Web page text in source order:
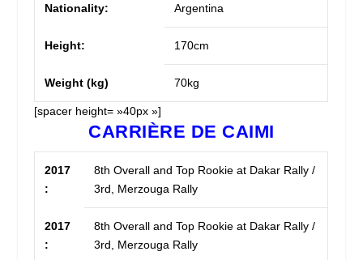
Nationality: Argentina
Height: 170cm
Weight (kg) 70kg
[spacer height= »40px »]
CARRIÈRE DE CAIMI
2017
:
8th Overall and Top Rookie at Dakar Rally /
3rd, Merzouga Rally
2017
:
8th Overall and Top Rookie at Dakar Rally /
3rd, Merzouga Rally